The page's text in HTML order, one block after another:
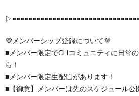
💜メンバーシップ登録について💜
■メンバー限定でCHコミュニティに日常
ら！
■メンバー限定生配信があります！
■【御意】メンバーは先のスケジュール公